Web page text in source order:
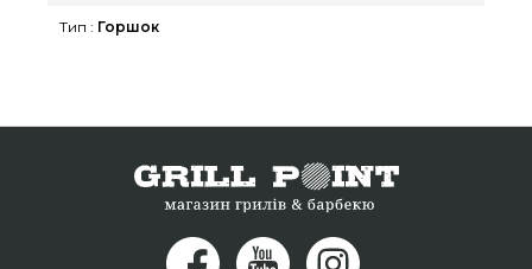
магазине GrillPoint. Позвоните нашим
Подольский, Хмельницкий, Винница
Тип : Горшок